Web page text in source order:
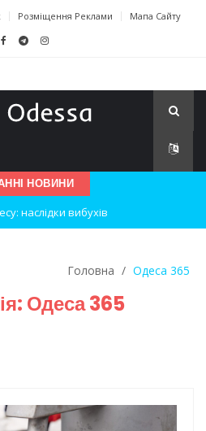
Розміщення Реклами Мапа Сайту
НОВИНИ
наслідки вибухів
для юних винахідників
чемпіонаті з карате
наслідки обстрілу
Головна / Одеса 365
Одеса 365